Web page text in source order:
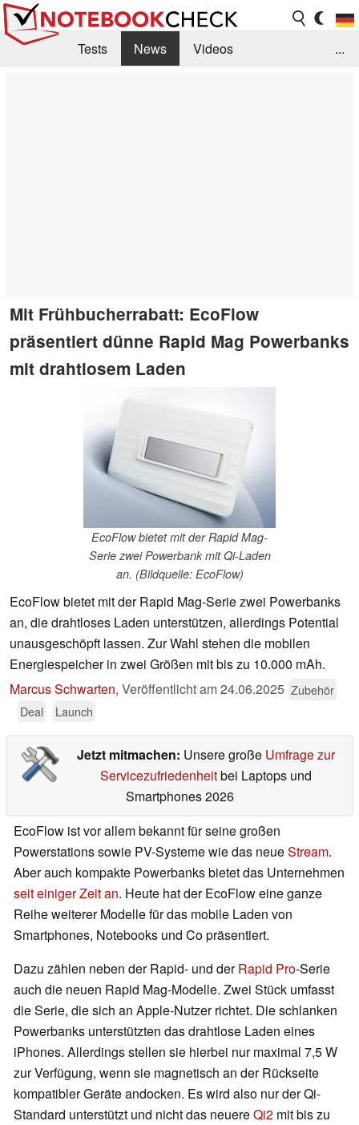
Tests News
Videos
...
Mit Frühbucherrabatt: EcoFlow
präsentiert dünne Rapid Mag Powerbanks
mit drahtlosem Laden
EcoFlow bietet mit der Rapid Mag-
Serie zwei Powerbank mit Qi-Laden
an. (Bildquelle: EcoFlow)
EcoFlow bietet mit der Rapid Mag-Serie zwei Powerbanks
an, die drahtloses Laden unterstützen, allerdings Potential
unausgeschöpft lassen. Zur Wahl stehen die mobilen
Energiespeicher in zwei Größen mit bis zu 10.000 mAh.
Marcus Schwarten, Veröffentlicht am24.06.2025 Zubehör
Deal
Launch
Jetzt mitmachen: Unsere große Umfrage zur
Servicezufriedenheitbei Laptops und
Smartphones 2026
EcoFlow ist vor allem bekannt für seine großen
Powerstations sowie PV-Systeme wie das neueStream.
Aber auch kompakte Powerbanks bietet das Unternehmen
seit einiger Zeit an. Heute hat der EcoFlow eine ganze
Reihe weiterer Modelle für das mobile Laden von
Smartphones, Notebooks und Co präsentiert.
Dazu zählen neben der Rapid- und derRapid Pro-Serie
auch die neuen Rapid Mag-Modelle. Zwei Stück umfasst
die Serie, die sich an Apple-Nutzer richtet. Die schlanken
Powerbanks unterstützten das drahtlose Laden eines
iPhones. Allerdings stellen sie hierbei nur maximal 7,5 W
zur Verfügung, wenn sie magnetisch an der Rückseite
kompatibler Geräte andocken. Es wird also nur der Qi-
Standard unterstützt und nicht das neuereQi2 mit bis zu